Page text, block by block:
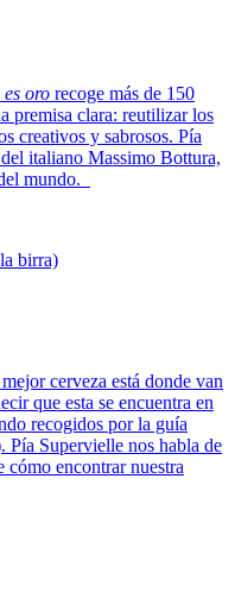
oro recoge más de 150
premisa clara: reutilizar los
creativos y sabrosos. Pía
italiano Massimo Bottura,
mundo.
cerveza está donde van
que esta se encuentra en
recogidos por la guía
Supervielle nos habla de
cómo encontrar nuestra